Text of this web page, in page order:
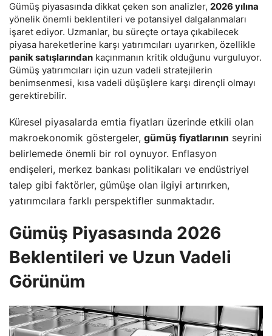
Gümüş piyasasında dikkat çeken son analizler, 2026 yılına
yönelik önemli beklentileri ve potansiyel dalgalanmaları
işaret ediyor. Uzmanlar, bu süreçte ortaya çıkabilecek
piyasa hareketlerine karşı yatırımcıları uyarırken, özellikle
panik satışlarından kaçınmanın kritik olduğunu vurguluyor.
Gümüş yatırımcıları için uzun vadeli stratejilerin
benimsenmesi, kısa vadeli düşüşlere karşı dirençli olmayı
gerektirebilir.
Küresel piyasalarda emtia fiyatları üzerinde etkili olan
makroekonomik göstergeler, gümüş fiyatlarının seyrini
belirlemede önemli bir rol oynuyor. Enflasyon
endişeleri, merkez bankası politikaları ve endüstriyel
talep gibi faktörler, gümüşe olan ilgiyi artırırken,
yatırımcılara farklı perspektifler sunmaktadır.
Gümüş Piyasasında 2026
Beklentileri ve Uzun Vadeli
Görünüm